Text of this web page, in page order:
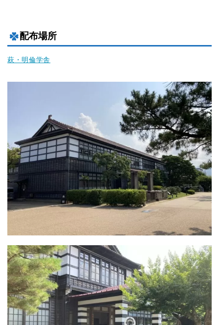
配布場所
萩・明倫学舎